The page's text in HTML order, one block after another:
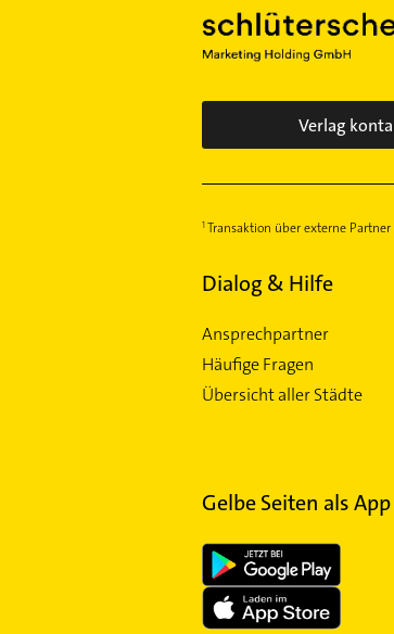
Verlag
Transaktion über externe Partner
Dialog & Hilfe
Ansprechpartner
Häufige Fragen
Übersicht aller Städte
Gelbe Seiten als App